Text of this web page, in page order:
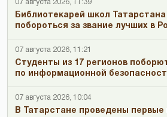
07 августа 2026, 11:39
Библиотекарей школ
побороться за звание лучших в
07 августа 2026, 11:21
Студенты из 17 регионов
по информационной
07 августа 2026, 10:04
В Татарстане проведены первые